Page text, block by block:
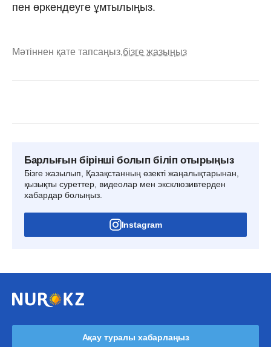
пен өркендеуге ұмтылыңыз.
Мәтіннен қате тапсаңыз,бізге жазыңыз
Барлығын бірінші болып біліп отырыңыз
Бізге жазылып, Қазақстанның өзекті жаңалықтарынан,
қызықты суреттер, видеолар мен эксклюзивтерден
хабардар болыңыз.
Instagram
Ақау туралы хабарлаңыз